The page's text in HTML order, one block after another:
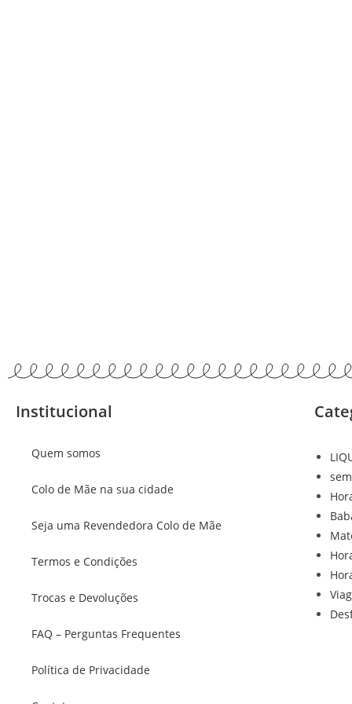
Institucional
Quem somos
Colo de Mãe na sua cidade
Seja uma Revendedora Colo de Mãe
Termos e Condições
Trocas e Devoluções
FAQ – Perguntas Frequentes
Política de Privacidade